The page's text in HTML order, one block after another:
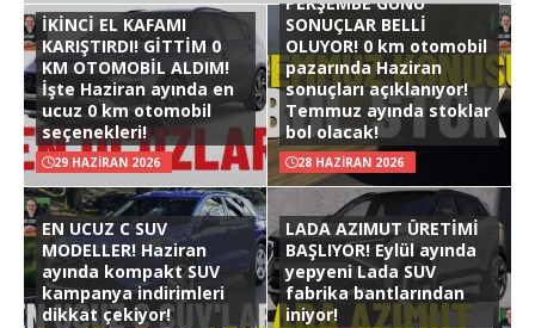
İKİNCİ EL KAFAMI
KARIŞTIRDI! GİTTİM 0
KM OTOMOBİL ALDIM!
İşte Haziran ayında en
ucuz 0 km otomobil
seçenekleri!
29 HAZIRAN 2026
SONUÇLAR BELLİ
OLUYOR! 0 km otomobil
pazarında Haziran
sonuçları açıklanıyor!
Temmuz ayında stoklar
bol olacak!
28 HAZIRAN 2026
EN UCUZ C SUV
MODELLER! Haziran
ayında kompakt SUV
kampanya indirimleri
dikkat çekiyor!
LADA AZIMUT ÜRETİMİ
BAŞLIYOR! Eylül ayında
yepyeni Lada SUV
fabrika bantlarından
iniyor!